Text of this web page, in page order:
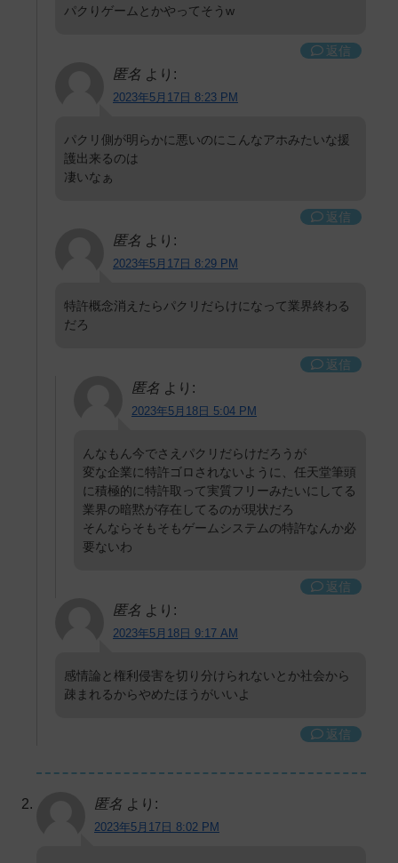
パクりゲームとかやってそうw
返信
匿名 より:
2023年5月17日 8:23 PM
パクリ側が明らかに悪いのにこんなアホみたいな援
護出来るのは
凄いなぁ
返信
匿名 より:
2023年5月17日 8:29 PM
特許概念消えたらパクリだらけになって業界終わる
だろ
返信
匿名 より:
2023年5月18日 5:04 PM
んなもん今でさえパクリだらけだろうが
変な企業に特許ゴロされないように、任天堂筆頭
に積極的に特許取って実質フリーみたいにしてる
業界の暗黙が存在してるのが現状だろ
そんならそもそもゲームシステムの特許なんか必
要ないわ
返信
匿名 より:
2023年5月18日 9:17 AM
感情論と権利侵害を切り分けられないとか社会から
疎まれるからやめたほうがいいよ
返信
匿名 より:
2023年5月17日 8:02 PM